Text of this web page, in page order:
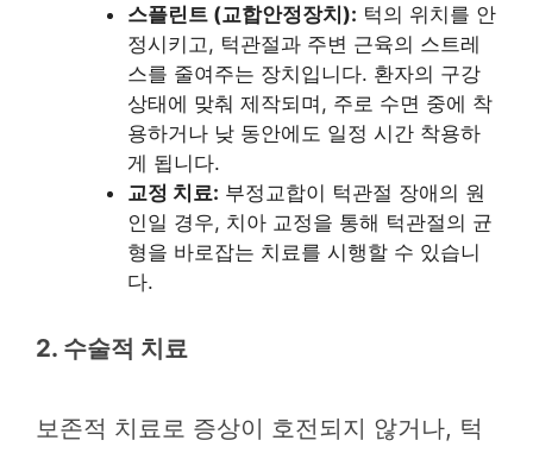
스플린트 (교합안정장치): 턱의 위치를 안
정시키고, 턱관절과 주변 근육의 스트레
스를 줄여주는 장치입니다. 환자의 구강
상태에 맞춰 제작되며, 주로 수면 중에 착
용하거나 낮 동안에도 일정 시간 착용하
게 됩니다.
교정 치료: 부정교합이 턱관절 장애의 원
인일 경우, 치아 교정을 통해 턱관절의 균
형을 바로잡는 치료를 시행할 수 있습니
다.
2. 수술적 치료
보존적 치료로 증상이 호전되지 않거나, 턱